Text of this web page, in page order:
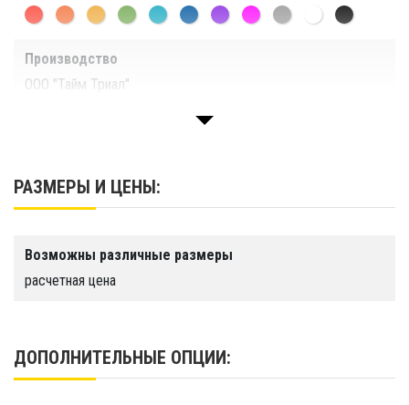
Производство
ООО "Тайм Триал"
РАЗМЕРЫ И ЦЕНЫ:
Возможны различные размеры
расчетная цена
ДОПОЛНИТЕЛЬНЫЕ ОПЦИИ: